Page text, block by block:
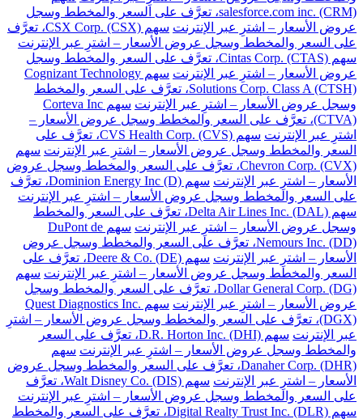
salesforce.com inc. (CRM)، تعرَّف على السعر والمخطط وسجل
عروض الأسعار – اشترِ عبر الإنترنت
سهم CSX Corp. (CSX)، تعرَّف
على السعر والمخطط وسجل عروض الأسعار – اشترِ عبر الإنترنت
سهم Cintas Corp. (CTAS)، تعرَّف على السعر والمخطط وسجل
عروض الأسعار – اشترِ عبر الإنترنت
سهم Cognizant Technology
Solutions Corp. Class A (CTSH)، تعرَّف على السعر والمخطط
وسجل عروض الأسعار – اشترِ عبر الإنترنت
سهم Corteva Inc
(CTVA)، تعرَّف على السعر والمخطط وسجل عروض الأسعار –
اشترِ عبر الإنترنت
سهم CVS Health Corp. (CVS)، تعرَّف على
السعر والمخطط وسجل عروض الأسعار – اشترِ عبر الإنترنت سهم
Chevron Corp. (CVX)، تعرَّف على السعر والمخطط وسجل عروض
الأسعار – اشترِ عبر الإنترنت
سهم Dominion Energy Inc (D)، تعرَّف
على السعر والمخطط وسجل عروض الأسعار – اشترِ عبر الإنترنت
سهم Delta Air Lines Inc. (DAL)، تعرَّف على السعر والمخطط
وسجل عروض الأسعار – اشترِ عبر الإنترنت
سهم DuPont de
Nemours Inc. (DD)، تعرَّف على السعر والمخطط وسجل عروض
الأسعار – اشترِ عبر الإنترنت
سهم Deere & Co. (DE)، تعرَّف على
السعر والمخطط وسجل عروض الأسعار – اشترِ عبر الإنترنت سهم
Dollar General Corp. (DG)، تعرَّف على السعر والمخطط وسجل
عروض الأسعار – اشترِ عبر الإنترنت
سهم Quest Diagnostics Inc.
(DGX)، تعرَّف على السعر والمخطط وسجل عروض الأسعار – اشترِ
عبر الإنترنت
سهم D.R. Horton Inc. (DHI)، تعرَّف على السعر
والمخطط وسجل عروض الأسعار – اشترِ عبر الإنترنت سهم
Danaher Corp. (DHR)، تعرَّف على السعر والمخطط وسجل عروض
الأسعار – اشترِ عبر الإنترنت
سهم Walt Disney Co. (DIS)، تعرَّف
على السعر والمخطط وسجل عروض الأسعار – اشترِ عبر الإنترنت
سهم Digital Realty Trust Inc. (DLR)، تعرَّف على السعر والمخطط